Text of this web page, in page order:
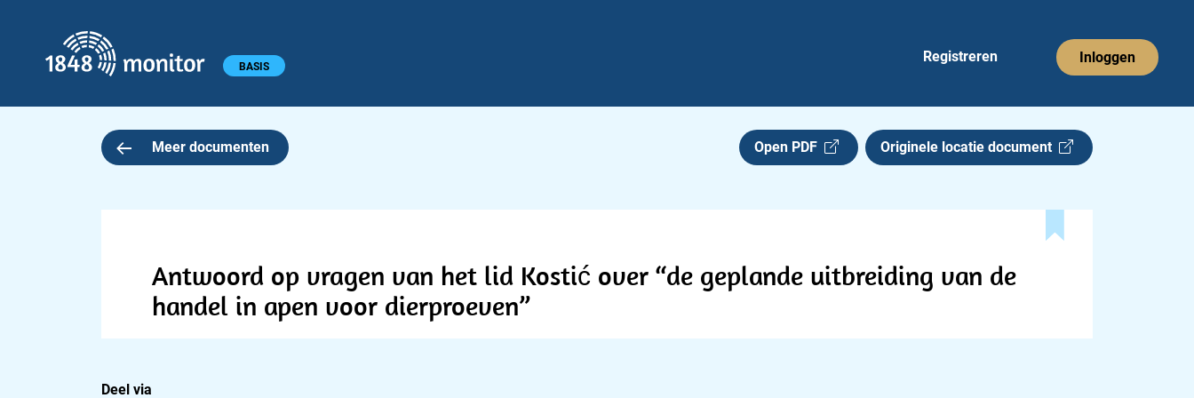
Hoofdmenu BASIS
Registreren Inloggen
Meer documenten Open PDF Originele locatie document
Antwoord op vragen van het lid Kostić over “de geplande uitbreiding van de
handel in apen voor dierproeven”
Deel via